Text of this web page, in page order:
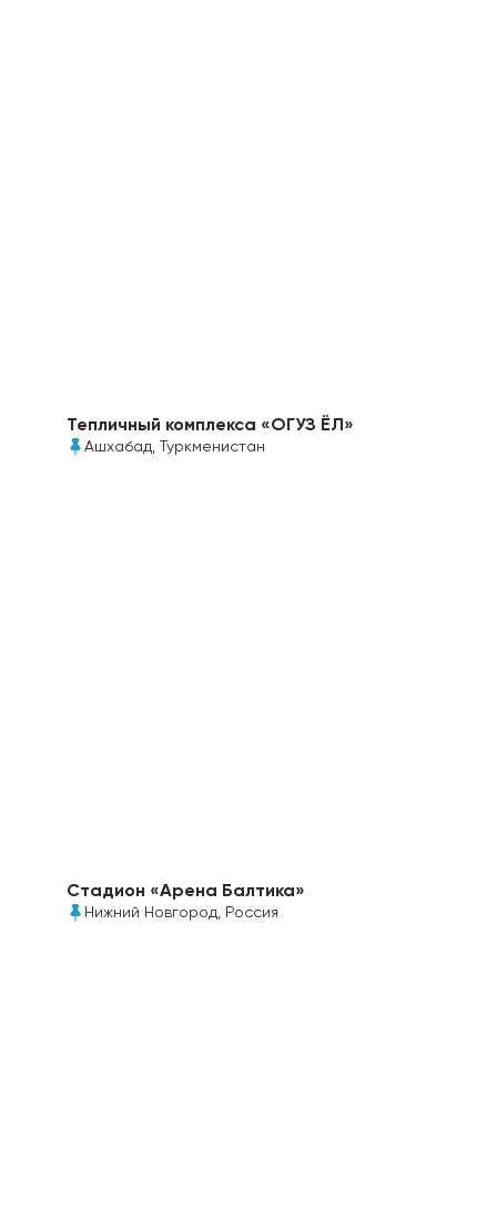
Тепличный комплекса «ОГУЗ ЁЛ»
Ашхабад, Туркменистан
Стадион «Арена Балтика»
Нижний Новгород, Россия